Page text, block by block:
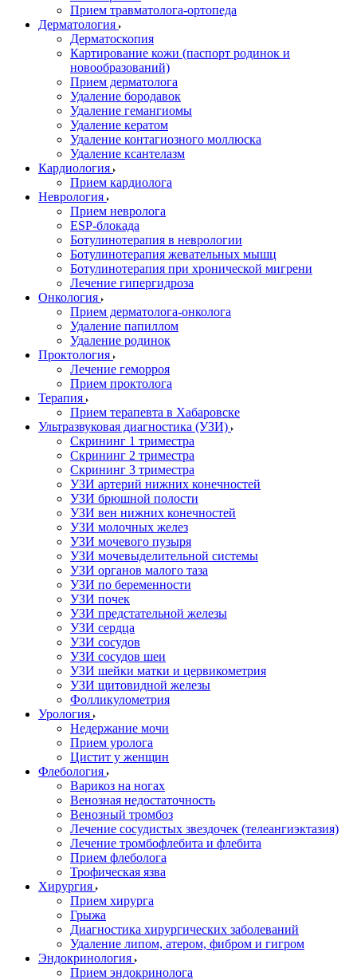
Прием травматолога-ортопеда
Дерматология
Дерматоскопия
Картирование кожи (паспорт родинок и
новообразований)
Прием дерматолога
Удаление бородавок
Удаление гемангиомы
Удаление кератом
Удаление контагиозного моллюска
Удаление ксантелазм
Кардиология
Прием кардиолога
Неврология
Прием невролога
ESP-блокада
Ботулинотерапия в неврологии
Ботулинотерапия жевательных мышц
Ботулинотерапия при хронической мигрени
Лечение гипергидроза
Онкология
Прием дерматолога-онколога
Удаление папиллом
Удаление родинок
Проктология
Лечение геморроя
Прием проктолога
Терапия
Прием терапевта в Хабаровске
Ультразвуковая диагностика (УЗИ)
Скрининг 1 триместра
Скрининг 2 триместра
Скрининг 3 триместра
УЗИ артерий нижних конечностей
УЗИ брюшной полости
УЗИ вен нижних конечностей
УЗИ молочных желез
УЗИ мочевого пузыря
УЗИ мочевыделительной системы
УЗИ органов малого таза
УЗИ по беременности
УЗИ почек
УЗИ предстательной железы
УЗИ сердца
УЗИ сосудов
УЗИ сосудов шеи
УЗИ шейки матки и цервикометрия
УЗИ щитовидной железы
Фолликулометрия
Урология
Недержание мочи
Прием уролога
Цистит у женщин
Флебология
Варикоз на ногах
Венозная недостаточность
Венозный тромбоз
Лечение сосудистых звездочек (телеангиэктазия)
Лечение тромбофлебита и флебита
Прием флеболога
Трофическая язва
Хирургия
Прием хирурга
Грыжа
Диагностика хирургических заболеваний
Удаление липом, атером, фибром и гигром
Эндокринология
Прием эндокринолога